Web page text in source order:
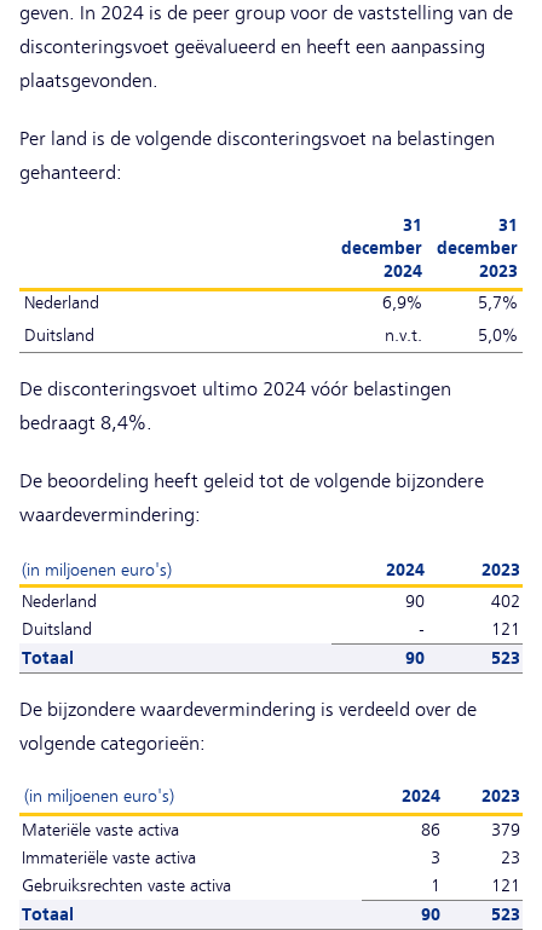
geven. In 2024 is de peer group voor de vaststelling van de
disconteringsvoet geëvalueerd en heeft een aanpassing
plaatsgevonden.
Per land is de volgende disconteringsvoet na belastingen
gehanteerd:
31
december
2024
31
december
2023
Nederland
6,9%
5,7%
Duitsland
n.v.t. 5,0%
De disconteringsvoet ultimo 2024 vóór belastingen
bedraagt 8,4%.
De beoordeling heeft geleid tot de volgende bijzondere
waardevermindering:
(in miljoenen euro's) 2024
2023
Nederland
90
402
Duitsland
-
121
Totaal
90 523
De bijzondere waardevermindering is verdeeld over de
volgende categorieën:
(in miljoenen euro's) 2024
2023
Materiële vaste activa
86
379
Immateriële vaste activa
3
23
Gebruiksrechten vaste activa
1
121
Totaal
90 523